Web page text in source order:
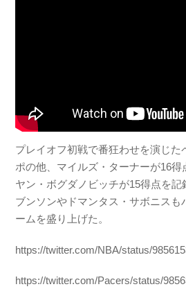
プレイオフ初戦で番狂わせを演じた
ポの他、マイルズ・ターナーが16
ヤン・ボグダノビッチが15得点を
ブンソンやドマンタス・サボニスも
ームを盛り上げた。
https://twitter.com/NBA/status/
https://twitter.com/Pacers/status/